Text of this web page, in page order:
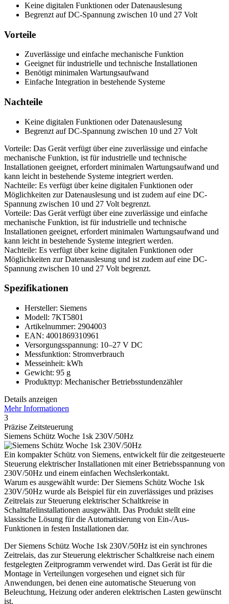
Keine digitalen Funktionen oder Datenauslesung
Begrenzt auf DC-Spannung zwischen 10 und 27 Volt
Vorteile
Zuverlässige und einfache mechanische Funktion
Geeignet für industrielle und technische Installationen
Benötigt minimalen Wartungsaufwand
Einfache Integration in bestehende Systeme
Nachteile
Keine digitalen Funktionen oder Datenauslesung
Begrenzt auf DC-Spannung zwischen 10 und 27 Volt
Vorteile: Das Gerät verfügt über eine zuverlässige und einfache
mechanische Funktion, ist für industrielle und technische
Installationen geeignet, erfordert minimalen Wartungsaufwand und
kann leicht in bestehende Systeme integriert werden.
Nachteile: Es verfügt über keine digitalen Funktionen oder
Möglichkeiten zur Datenauslesung und ist zudem auf eine DC-
Spannung zwischen 10 und 27 Volt begrenzt.
Vorteile: Das Gerät verfügt über eine zuverlässige und einfache
mechanische Funktion, ist für industrielle und technische
Installationen geeignet, erfordert minimalen Wartungsaufwand und
kann leicht in bestehende Systeme integriert werden.
Nachteile: Es verfügt über keine digitalen Funktionen oder
Möglichkeiten zur Datenauslesung und ist zudem auf eine DC-
Spannung zwischen 10 und 27 Volt begrenzt.
Spezifikationen
Hersteller: Siemens
Modell: 7KT5801
Artikelnummer: 2904003
EAN: 4001869310961
Versorgungsspannung: 10–27 V DC
Messfunktion: Stromverbrauch
Messeinheit: kWh
Gewicht: 95 g
Produkttyp: Mechanischer Betriebsstundenzähler
Details anzeigen
Mehr Informationen
3
Präzise Zeitsteuerung
Siemens Schütz Woche 1sk 230V/50Hz
Ein kompakter Schütz von Siemens, entwickelt für die zeitgesteuerte
Steuerung elektrischer Installationen mit einer Betriebsspannung von
230V/50Hz und einem einfachen Wechslerkontakt.
Warum es ausgewählt wurde: Der Siemens Schütz Woche 1sk
230V/50Hz wurde als Beispiel für ein zuverlässiges und präzises
Zeitrelais zur Steuerung elektrischer Schaltkreise in
Schalttafelinstallationen ausgewählt. Das Produkt stellt eine
klassische Lösung für die Automatisierung von Ein-/Aus-
Funktionen in festen Installationen dar.
Der Siemens Schütz Woche 1sk 230V/50Hz ist ein synchrones
Zeitrelais, das zur Steuerung elektrischer Schaltkreise nach einem
festgelegten Zeitprogramm verwendet wird. Das Gerät ist für die
Montage in Verteilungen vorgesehen und eignet sich für
Anwendungen, bei denen eine automatische Steuerung von
Beleuchtung, Heizung oder anderen elektrischen Lasten gewünscht
ist.